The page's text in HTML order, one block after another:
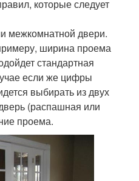
которые следует
межкомнатной двери.
ширина проема
стандартная
если же цифры
выбирать из двух
(распашная или
проема.